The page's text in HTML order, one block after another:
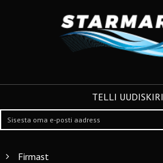
TELLI UUDISKIRI
Firmast